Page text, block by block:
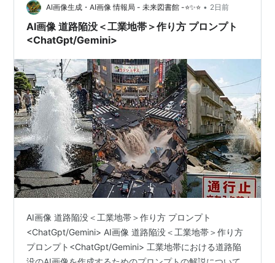
AI画像生成・AI画像 情報局 - 未来図書館 -⭐✨⭐ • 2日前
AI画像 道路陥没＜工業地帯＞作り方 プロンプト
<ChatGpt/Gemini>
AI画像 道路陥没＜工業地帯＞作り方 プロンプト
<ChatGpt/Gemini> AI画像 道路陥没＜工業地帯＞作り方
プロンプト<ChatGpt/Gemini> 工業地帯における道路陥